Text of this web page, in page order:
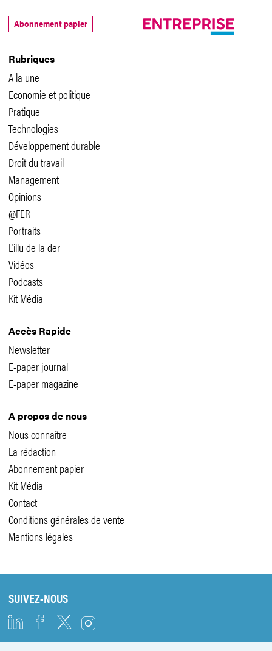
Rubriques
A la une
Economie et politique
Pratique
Technologies
Développement durable
Droit du travail
Management
Opinions
@FER
Portraits
L'illu de la der
Vidéos
Podcasts
Kit Média
Accès Rapide
Newsletter
E-paper journal
E-paper magazine
A propos de nous
Nous connaître
La rédaction
Abonnement papier
Kit Média
Contact
Conditions générales de vente
Mentions légales
Abonnement papier
SUIVEZ-NOUS